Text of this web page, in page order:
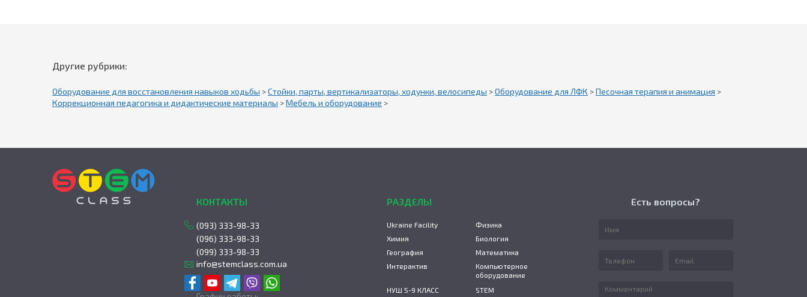
Другие рубрики:
Оборудование для восстановления навыков ходьбы >Стойки, парты, вертикализаторы, ходунки, велосипеды >Оборудование для ЛФК >Песочная терапия и анимация >
Коррекционная педагогика и дидактические материалы >Мебель и оборудование >
КОНТАКТЫ
(093) 333-98-33
(096) 333-98-33
(099) 333-98-33
info@stemclass.com.ua
РАЗДЕЛЫ
Ukraine Facility
Физика
Химия
Биология
География
Математика
Интерактив
Компьютерное
оборудование
НУШ 5-9 КЛАСС STEM
Есть вопросы?